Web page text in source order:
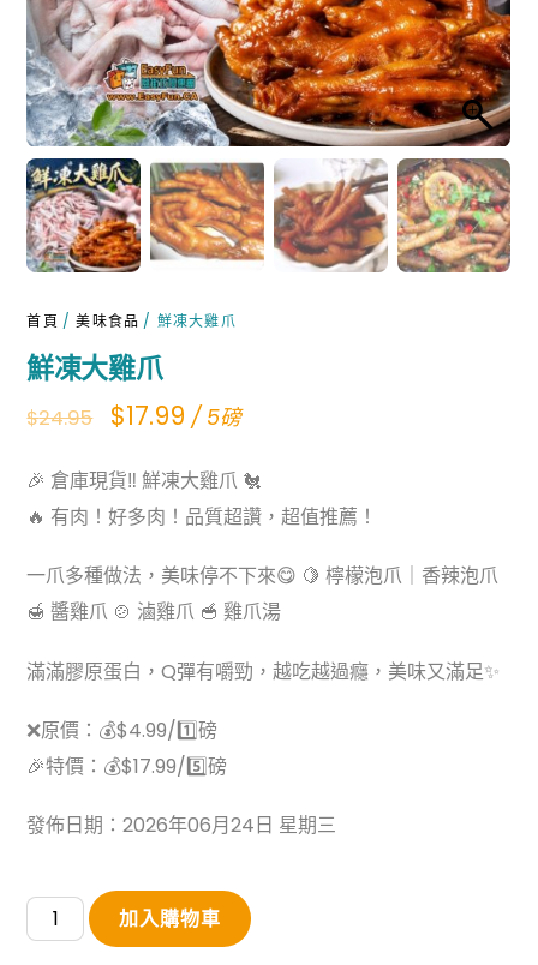
首頁 /美味食品 / 鮮凍大雞爪
鮮凍大雞爪
$24.95
Original
was:
$24.95.
$17.99Current
is:
$17.99.
/ 5磅
🎉 倉庫現貨‼️ 鮮凍大雞爪 🐔
🔥 有肉！好多肉！品質超讚，超值推薦！
一爪多種做法，美味停不下來😋 🍋 檸檬泡爪｜香辣泡爪
🍯 醬雞爪 🍲 滷雞爪 🥣 雞爪湯
滿滿膠原蛋白，Q彈有嚼勁，越吃越過癮，美味又滿足✨
❌原價：💰$4.99/1️⃣磅
🎉特價：💰$17.99/5️⃣磅
發佈日期：2026年06月24日 星期三
凍
加入購物車